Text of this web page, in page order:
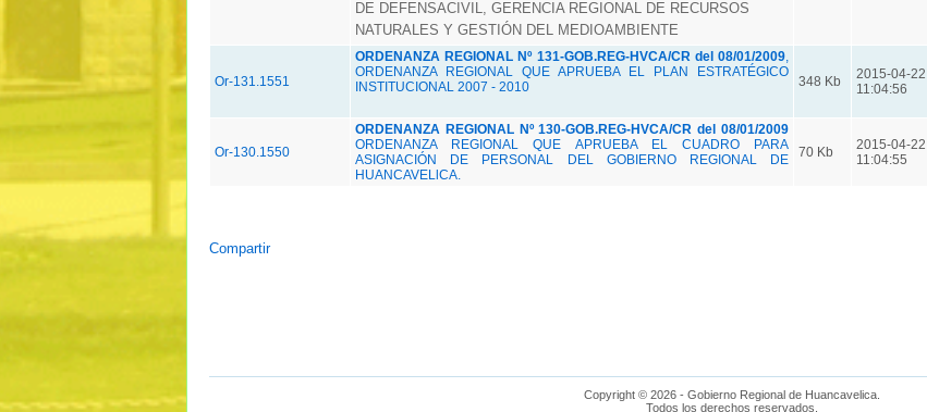
DE DEFENSACIVIL, GERENCIA REGIONAL DE RECURSOS
NATURALES Y GESTIÓN DEL MEDIOAMBIENTE
Or-131.1551
ORDENANZA REGIONAL Nº 131-GOB.REG-HVCA/CR del 08/01/2009,
ORDENANZA REGIONAL QUE APRUEBA EL PLAN ESTRATÉGICO
INSTITUCIONAL 2007 - 2010
348 Kb
2015-04-22
11:04:56
Or-130.1550
ORDENANZA REGIONAL Nº 130-GOB.REG-HVCA/CR del 08/01/2009
ORDENANZA REGIONAL QUE APRUEBA EL CUADRO PARA
ASIGNACIÓN DE PERSONAL DEL GOBIERNO REGIONAL DE
HUANCAVELlCA.
70 Kb
2015-04-22
11:04:55
Compartir
Copyright © 2026 - Gobierno Regional de Huancavelica.
Todos los derechos reservados.